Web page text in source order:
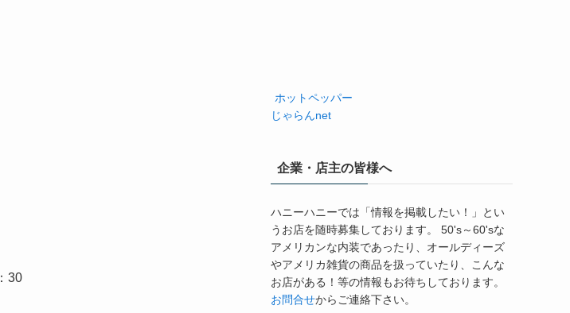
30
ホットペッパー
じゃらんnet
企業・店主の皆様へ
ハニーハニーでは「情報を掲載したい！」とい
うお店を随時募集しております。 50's～60'sな
アメリカンな内装であったり、オールディーズ
やアメリカ雑貨の商品を扱っていたり、こんな
お店がある！等の情報もお待ちしております。
お問合せからご連絡下さい。